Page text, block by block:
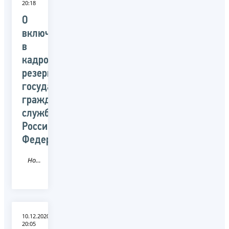
20:18
О
включении
в
кадровый
резерв
государственной
гражданской
службы
Российской
Федерации
Новость
10.12.2020
20:05